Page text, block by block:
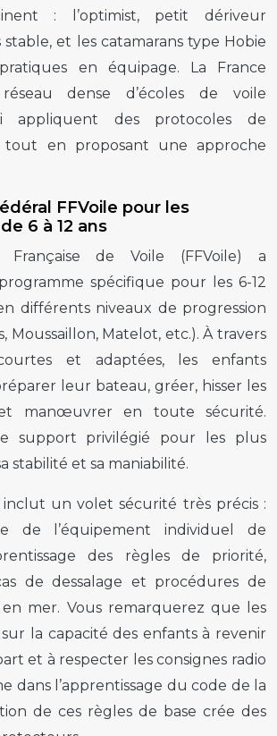
: l’optimist, petit dériveur
et les catamarans type Hobie
en équipage. La France
dense d’écoles de voile
appliquent des protocoles de
tout en proposant une approche
FFVoile pour les
6 à 12 ans
Française de Voile (FFVoile) a
spécifique pour les 6-12
différents niveaux de progression
Moussaillon, Matelot, etc.). À travers
et adaptées, les enfants
leur bateau, gréer, hisser les
manœuvrer en toute sécurité.
support privilégié pour les plus
stabilité et sa maniabilité.
un volet sécurité très précis :
de l’équipement individuel de
des règles de priorité,
de dessalage et procédures de
mer. Vous remarquerez que les
la capacité des enfants à revenir
et à respecter les consignes radio
dans l’apprentissage du code de la
de ces règles de base crée des